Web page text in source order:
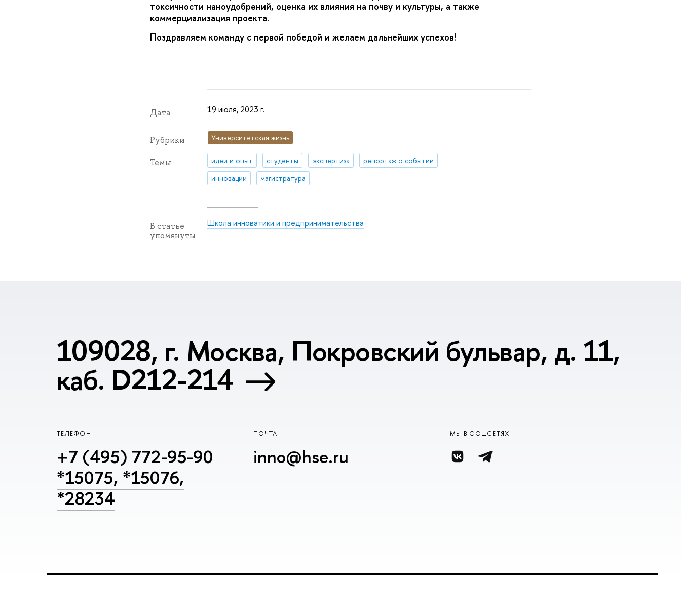
токсичности наноудобрений, оценка их влияния на почву и культуры, а также
коммерциализация проекта.
Поздравляем команду с первой победой и желаем дальнейших успехов!
Дата 19 июля, 2023 г.
Рубрики Университетская жизнь
Темы идеи и опыт студенты экспертиза
репортаж о событии
инновации
магистратура
В статье
упомянуты
Школа инноватики и предпринимательства
109028, г. Москва, Покровский бульвар, д. 11,
каб. D212-214
ТЕЛЕФОН
+7 (495) 772-95-90
*15075, *15076,
*28234
ПОЧТА
inno@hse.ru
МЫ В СОЦСЕТЯХ